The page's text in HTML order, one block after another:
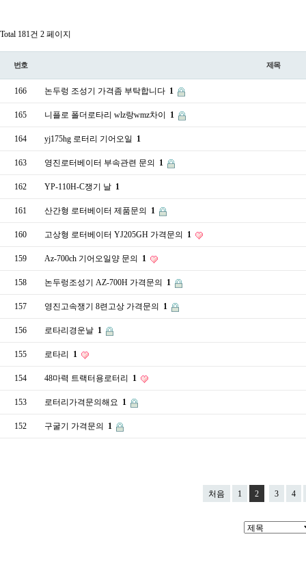
Total 181건 2 페이지
번호 제목
166 논두렁 조성기 가격좀 부탁합니다 1
165 니플로 폴더로타리 wlz랑wmz차이 1
164 yj175hg 로터리 기어오일 1
163 영진로터베이터 부속관련 문의 1
162 YP-110H-C쟁기 날 1
161 산간형 로터베이터 제품문의 1
160 고상형 로터베이터 YJ205GH 가격문의 1
159 Az-700ch 기어오일양 문의 1
158 논두렁조성기 AZ-700H 가격문의 1
157 영진고속쟁기 8련고상 가격문의 1
156 로타리경운날 1
155 로타리 1
154 48마력 트랙터용로터리 1
153 로터리가격문의해요 1
152 구굴기 가격문의 1
처음 1 2 3 4